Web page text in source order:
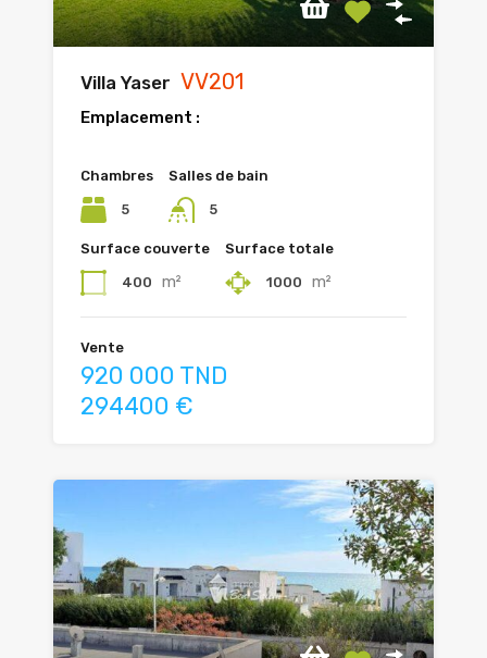
Villa Yaser VV201
Emplacement :
Chambres
5
Salles de bain
5
Surface couverte
400 m²
Surface totale
1000 m²
Vente
920 000 TND
294400 €